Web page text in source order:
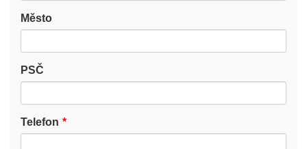
Město
PSČ
Telefon